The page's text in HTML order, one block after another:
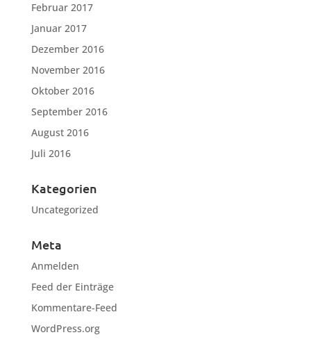
Februar 2017
Januar 2017
Dezember 2016
November 2016
Oktober 2016
September 2016
August 2016
Juli 2016
Kategorien
Uncategorized
Meta
Anmelden
Feed der Einträge
Kommentare-Feed
WordPress.org